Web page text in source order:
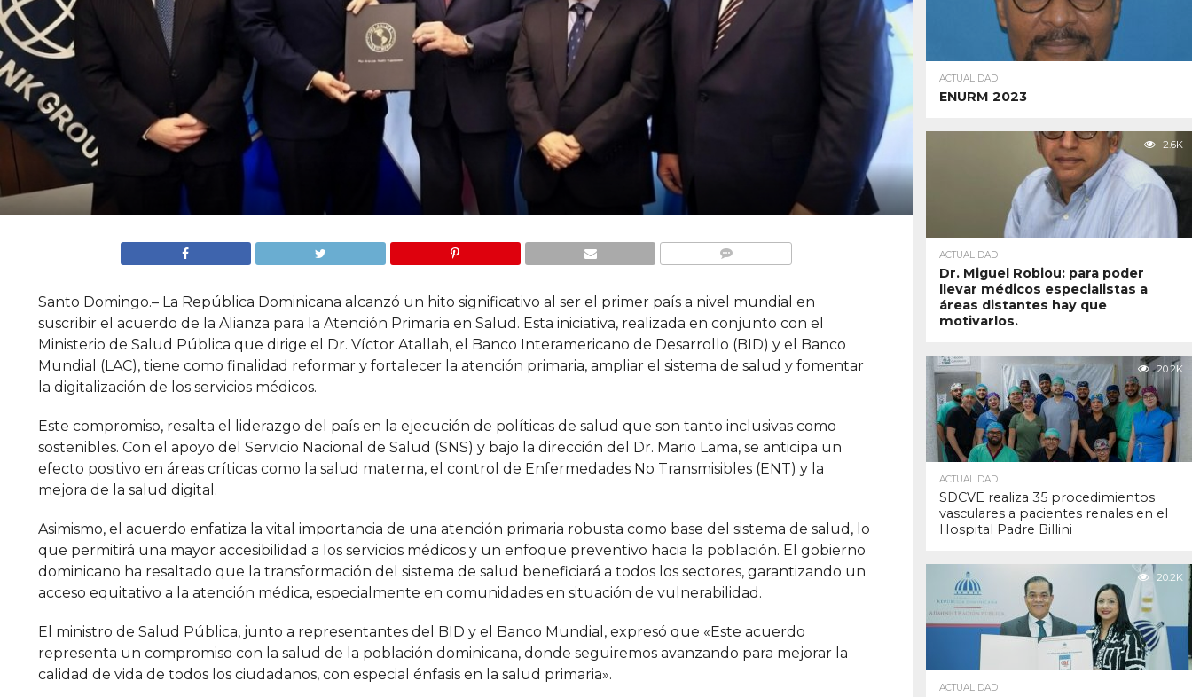
Santo Domingo.– La República Dominicana alcanzó un hito significativo al ser el primer país a nivel mundial en
suscribir el acuerdo de la Alianza para la Atención Primaria en Salud. Esta iniciativa, realizada en conjunto con el
Ministerio de Salud Pública que dirige el Dr. Víctor Atallah, el Banco Interamericano de Desarrollo (BID) y el Banco
Mundial (LAC), tiene como finalidad reformar y fortalecer la atención primaria, ampliar el sistema de salud y fomentar
la digitalización de los servicios médicos.
Este compromiso, resalta el liderazgo del país en la ejecución de políticas de salud que son tanto inclusivas como
sostenibles. Con el apoyo del Servicio Nacional de Salud (SNS) y bajo la dirección del Dr. Mario Lama, se anticipa un
efecto positivo en áreas críticas como la salud materna, el control de Enfermedades No Transmisibles (ENT) y la
mejora de la salud digital.
Asimismo, el acuerdo enfatiza la vital importancia de una atención primaria robusta como base del sistema de salud, lo
que permitirá una mayor accesibilidad a los servicios médicos y un enfoque preventivo hacia la población. El gobierno
dominicano ha resaltado que la transformación del sistema de salud beneficiará a todos los sectores, garantizando un
acceso equitativo a la atención médica, especialmente en comunidades en situación de vulnerabilidad.
El ministro de Salud Pública, junto a representantes del BID y el Banco Mundial, expresó que «Este acuerdo
representa un compromiso con la salud de la población dominicana, donde seguiremos avanzando para mejorar la
calidad de vida de todos los ciudadanos, con especial énfasis en la salud primaria».
ACTUALIDAD
ENURM 2023
2.6K
ACTUALIDAD
Dr. Miguel Robiou: para poder
llevar médicos especialistas a
áreas distantes hay que
motivarlos.
20.2K
ACTUALIDAD
SDCVE realiza 35 procedimientos
vasculares a pacientes renales en el
Hospital Padre Billini
20.2K
ACTUALIDAD